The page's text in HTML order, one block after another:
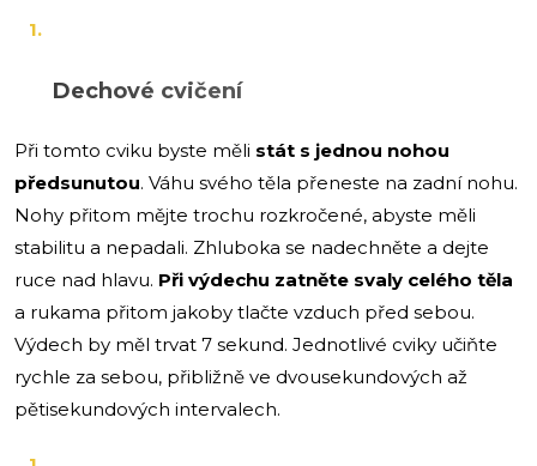
Dechové cvičení
Při tomto cviku byste měli stát s jednou nohou
předsunutou. Váhu svého těla přeneste na zadní nohu.
Nohy přitom mějte trochu rozkročené, abyste měli
stabilitu a nepadali. Zhluboka se nadechněte a dejte
ruce nad hlavu. Při výdechu zatněte svaly celého těla
a rukama přitom jakoby tlačte vzduch před sebou.
Výdech by měl trvat 7 sekund. Jednotlivé cviky učiňte
rychle za sebou, přibližně ve dvousekundových až
pětisekundových intervalech.